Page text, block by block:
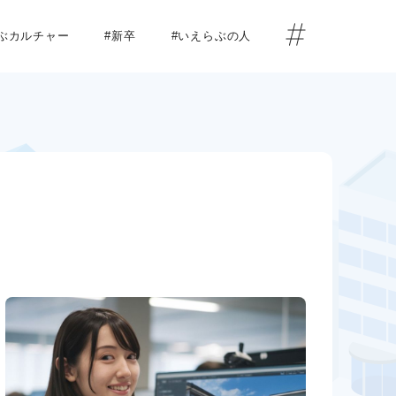
カルチャー #新卒 #いえらぶの人